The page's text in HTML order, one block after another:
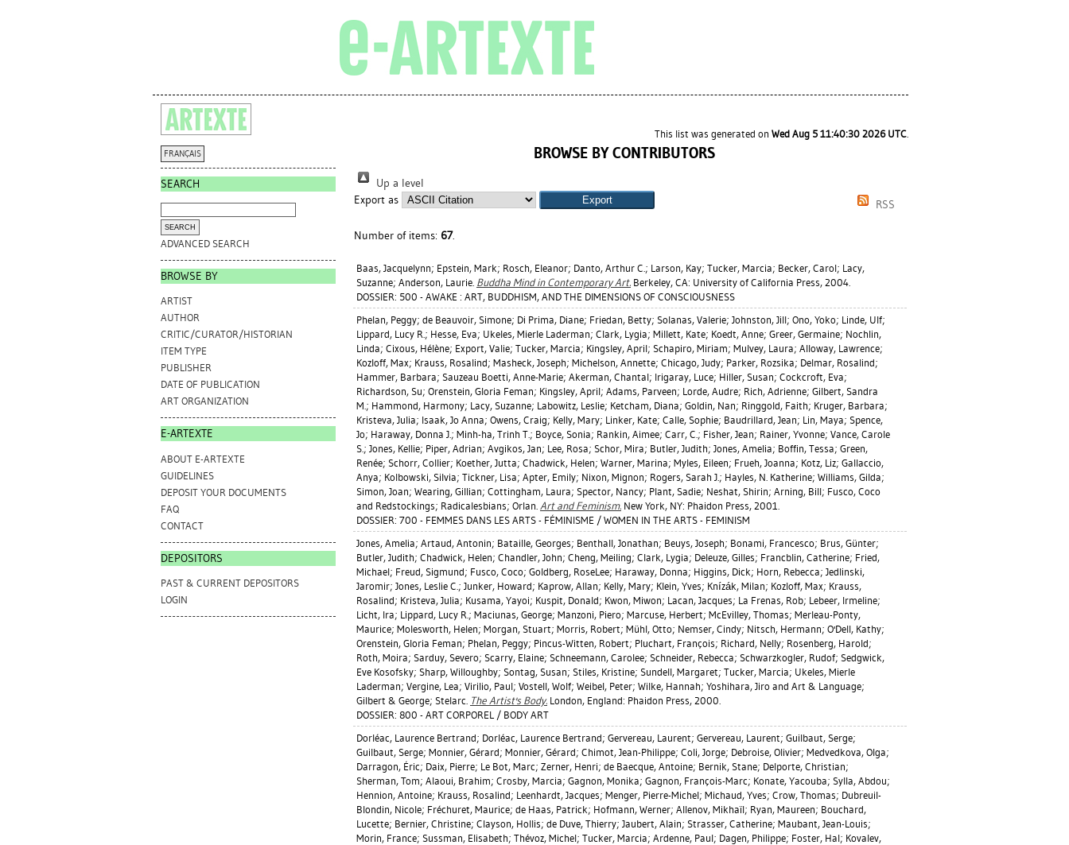
FRANÇAIS
SEARCH
ADVANCED SEARCH
BROWSE BY
ARTIST
AUTHOR
CRITIC/CURATOR/HISTORIAN
ITEM TYPE
PUBLISHER
DATE OF PUBLICATION
ART ORGANIZATION
E-ARTEXTE
ABOUT E-ARTEXTE
GUIDELINES
DEPOSIT YOUR DOCUMENTS
FAQ
CONTACT
DEPOSITORS
PAST & CURRENT DEPOSITORS
LOGIN
This list was generated on Wed Aug 5 11:40:30 2026 UTC.
BROWSE BY CONTRIBUTORS
Up a level
Export as
RSS
Number of items: 67.
Baas, Jacquelynn; Epstein, Mark; Rosch, Eleanor; Danto, Arthur C.; Larson, Kay; Tucker, Marcia; Becker, Carol; Lacy,
Suzanne; Anderson, Laurie. Buddha Mind in Contemporary Art. Berkeley, CA: University of California Press, 2004.
DOSSIER: 500 - AWAKE : ART, BUDDHISM, AND THE DIMENSIONS OF CONSCIOUSNESS
Phelan, Peggy; de Beauvoir, Simone; Di Prima, Diane; Friedan, Betty; Solanas, Valerie; Johnston, Jill; Ono, Yoko; Linde, Ulf;
Lippard, Lucy R.; Hesse, Eva; Ukeles, Mierle Laderman; Clark, Lygia; Millett, Kate; Koedt, Anne; Greer, Germaine; Nochlin,
Linda; Cixous, Hélène; Export, Valie; Tucker, Marcia; Kingsley, April; Schapiro, Miriam; Mulvey, Laura; Alloway, Lawrence;
Kozloff, Max; Krauss, Rosalind; Masheck, Joseph; Michelson, Annette; Chicago, Judy; Parker, Rozsika; Delmar, Rosalind;
Hammer, Barbara; Sauzeau Boetti, Anne-Marie; Akerman, Chantal; Irigaray, Luce; Hiller, Susan; Cockcroft, Eva;
Richardson, Su; Orenstein, Gloria Feman; Kingsley, April; Adams, Parveen; Lorde, Audre; Rich, Adrienne; Gilbert, Sandra
M.; Hammond, Harmony; Lacy, Suzanne; Labowitz, Leslie; Ketcham, Diana; Goldin, Nan; Ringgold, Faith; Kruger, Barbara;
Kristeva, Julia; Isaak, Jo Anna; Owens, Craig; Kelly, Mary; Linker, Kate; Calle, Sophie; Baudrillard, Jean; Lin, Maya; Spence,
Jo; Haraway, Donna J.; Minh-ha, Trinh T.; Boyce, Sonia; Rankin, Aimee; Carr, C.; Fisher, Jean; Rainer, Yvonne; Vance, Carole
S.; Jones, Kellie; Piper, Adrian; Avgikos, Jan; Lee, Rosa; Schor, Mira; Butler, Judith; Jones, Amelia; Boffin, Tessa; Green,
Renée; Schorr, Collier; Koether, Jutta; Chadwick, Helen; Warner, Marina; Myles, Eileen; Frueh, Joanna; Kotz, Liz; Gallaccio,
Anya; Kolbowski, Silvia; Tickner, Lisa; Apter, Emily; Nixon, Mignon; Rogers, Sarah J.; Hayles, N. Katherine; Williams, Gilda;
Simon, Joan; Wearing, Gillian; Cottingham, Laura; Spector, Nancy; Plant, Sadie; Neshat, Shirin; Arning, Bill; Fusco, Coco
and Redstockings; Radicalesbians; Orlan. Art and Feminism. New York, NY: Phaidon Press, 2001.
DOSSIER: 700 - FEMMES DANS LES ARTS - FÉMINISME / WOMEN IN THE ARTS - FEMINISM
Jones, Amelia; Artaud, Antonin; Bataille, Georges; Benthall, Jonathan; Beuys, Joseph; Bonami, Francesco; Brus, Günter;
Butler, Judith; Chadwick, Helen; Chandler, John; Cheng, Meiling; Clark, Lygia; Deleuze, Gilles; Francblin, Catherine; Fried,
Michael; Freud, Sigmund; Fusco, Coco; Goldberg, RoseLee; Haraway, Donna; Higgins, Dick; Horn, Rebecca; Jedlinski,
Jaromir; Jones, Leslie C.; Junker, Howard; Kaprow, Allan; Kelly, Mary; Klein, Yves; Knízák, Milan; Kozloff, Max; Krauss,
Rosalind; Kristeva, Julia; Kusama, Yayoi; Kuspit, Donald; Kwon, Miwon; Lacan, Jacques; La Frenas, Rob; Lebeer, Irmeline;
Licht, Ira; Lippard, Lucy R.; Maciunas, George; Manzoni, Piero; Marcuse, Herbert; McEvilley, Thomas; Merleau-Ponty,
Maurice; Molesworth, Helen; Morgan, Stuart; Morris, Robert; Mühl, Otto; Nemser, Cindy; Nitsch, Hermann; O'Dell, Kathy;
Orenstein, Gloria Feman; Phelan, Peggy; Pincus-Witten, Robert; Pluchart, François; Richard, Nelly; Rosenberg, Harold;
Roth, Moira; Sarduy, Severo; Scarry, Elaine; Schneemann, Carolee; Schneider, Rebecca; Schwarzkogler, Rudof; Sedgwick,
Eve Kosofsky; Sharp, Willoughby; Sontag, Susan; Stiles, Kristine; Sundell, Margaret; Tucker, Marcia; Ukeles, Mierle
Laderman; Vergine, Lea; Virilio, Paul; Vostell, Wolf; Weibel, Peter; Wilke, Hannah; Yoshihara, Jiro and Art & Language;
Gilbert & George; Stelarc. The Artist's Body. London, England: Phaidon Press, 2000.
DOSSIER: 800 - ART CORPOREL / BODY ART
Dorléac, Laurence Bertrand; Dorléac, Laurence Bertrand; Gervereau, Laurent; Gervereau, Laurent; Guilbaut, Serge;
Guilbaut, Serge; Monnier, Gérard; Monnier, Gérard; Chimot, Jean-Philippe; Coli, Jorge; Debroise, Olivier; Medvedkova, Olga;
Darragon, Éric; Daix, Pierre; Le Bot, Marc; Zerner, Henri; de Baecque, Antoine; Bernik, Stane; Delporte, Christian;
Sherman, Tom; Alaoui, Brahim; Crosby, Marcia; Gagnon, Monika; Gagnon, François-Marc; Konate, Yacouba; Sylla, Abdou;
Hennion, Antoine; Krauss, Rosalind; Leenhardt, Jacques; Menger, Pierre-Michel; Michaud, Yves; Crow, Thomas; Dubreuil-
Blondin, Nicole; Fréchuret, Maurice; de Haas, Patrick; Hofmann, Werner; Allenov, Mikhaïl; Ryan, Maureen; Bouchard,
Lucette; Bernier, Christine; Clayson, Hollis; de Duve, Thierry; Jaubert, Alain; Strasser, Catherine; Maubant, Jean-Louis;
Morin, France; Sussman, Elisabeth; Thévoz, Michel; Tucker, Marcia; Ardenne, Paul; Dagen, Philippe; Foster, Hal; Kovalev,